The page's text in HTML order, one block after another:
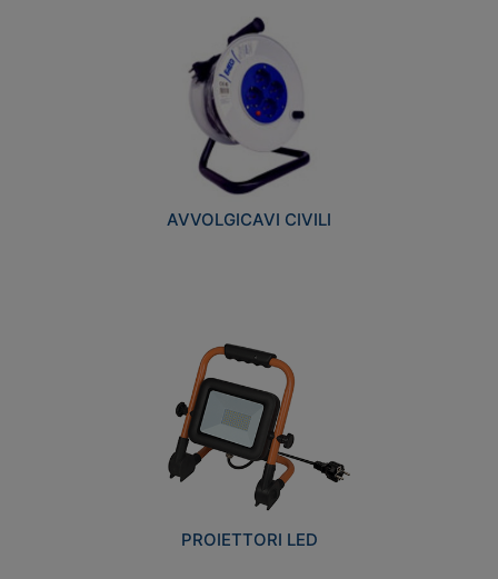
AVVOLGICAVI CIVILI
PROIETTORI LED